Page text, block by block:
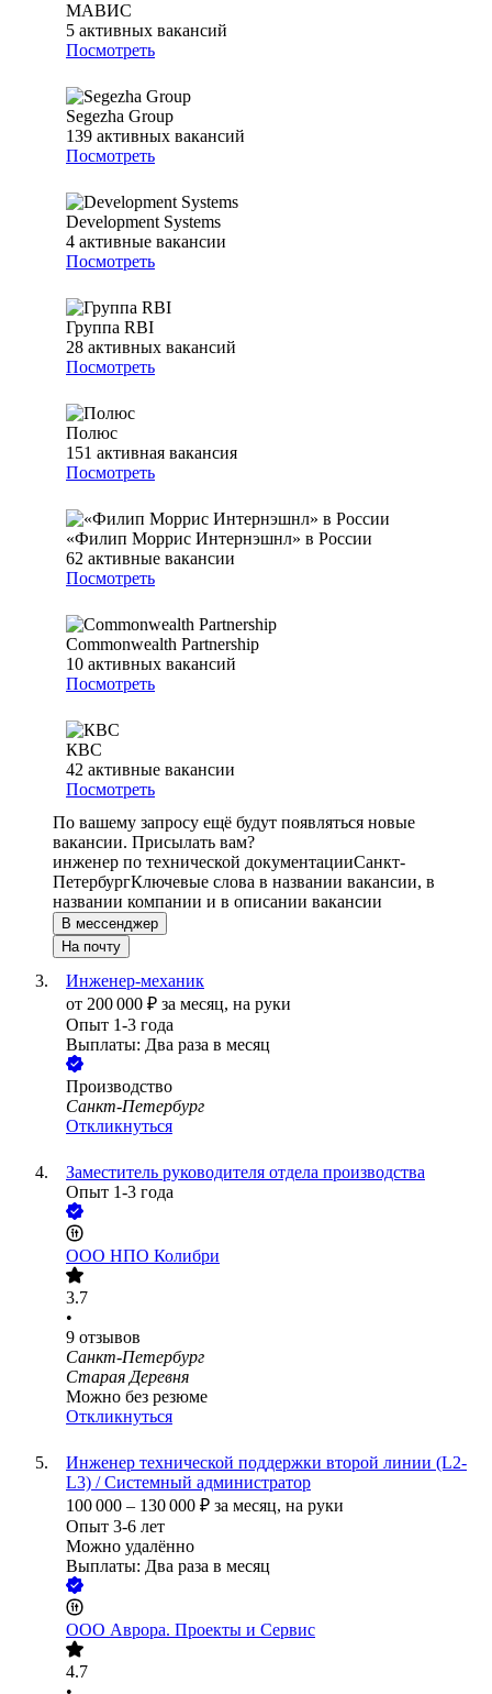
МАВИС
5 активных вакансий
Посмотреть
Segezha Group
139 активных вакансий
Посмотреть
Development Systems
4 активные вакансии
Посмотреть
Группа RBI
28 активных вакансий
Посмотреть
Полюс
151 активная вакансия
Посмотреть
«Филип Моррис Интернэшнл» в России
62 активные вакансии
Посмотреть
Commonwealth Partnership
10 активных вакансий
Посмотреть
КВС
42 активные вакансии
Посмотреть
По вашему запросу ещё будут появляться новые
вакансии. Присылать вам?
инженер по технической документацииСанкт-
ПетербургКлючевые слова в названии вакансии, в
названии компании и в описании вакансии
В мессенджер
На почту
Инженер-механик
от 200 000 ₽ за месяц, на руки
Опыт 1-3 года
Выплаты: Два раза в месяц
Производство
Санкт-Петербург
Откликнуться
Заместитель руководителя отдела производства
Опыт 1-3 года
ООО НПО Колибри
3.7
•
9 отзывов
Санкт-Петербург
Старая Деревня
Можно без резюме
Откликнуться
Инженер технической поддержки второй линии (L2-
L3) / Системный администратор
100 000 – 130 000 ₽ за месяц, на руки
Опыт 3-6 лет
Можно удалённо
Выплаты: Два раза в месяц
ООО Аврора. Проекты и Сервис
4.7